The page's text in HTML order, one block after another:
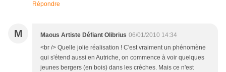
Répondre
M Maous Artiste Défiant Olibrius 06/01/2010 14:34
<br /> Quelle jolie réalisation ! C'est vraiment un phénomène
qui s'étend aussi en Autriche, on commence à voir quelques
jeunes bergers (en bois) dans les crèches. Mais ce n'est